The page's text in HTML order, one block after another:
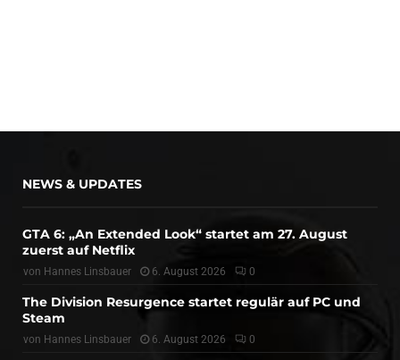
NEWS & UPDATES
GTA 6: „An Extended Look“ startet am 27. August
zuerst auf Netflix
von Hannes Linsbauer 6. August 2026 0
The Division Resurgence startet regulär auf PC und
Steam
von Hannes Linsbauer 6. August 2026 0